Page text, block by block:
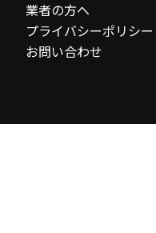
業者の方へ
プライバシーポリシー
お問い合わせ